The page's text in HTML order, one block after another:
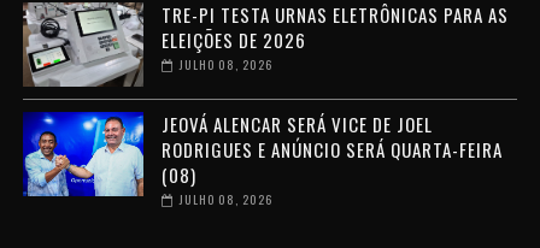
TRE-PI TESTA URNAS ELETRÔNICAS PARA AS
ELEIÇÕES DE 2026
JULHO 08, 2026
JEOVÁ ALENCAR SERÁ VICE DE JOEL
RODRIGUES E ANÚNCIO SERÁ QUARTA-FEIRA
(08)
JULHO 08, 2026